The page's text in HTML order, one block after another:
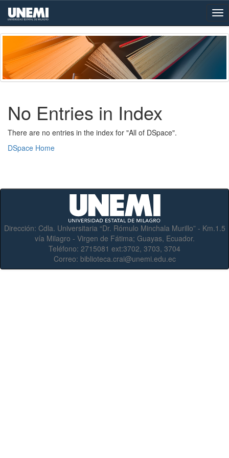
Skip
navigation
No Entries in Index
There are no entries in the index for "All of DSpace".
DSpace Home
Dirección: Cdla. Universitaria “Dr. Rómulo Minchala Murillo” - Km.1.5
vía Milagro - Virgen de Fátima; Guayas, Ecuador.
Teléfono: 2715081 ext:3702, 3703, 3704
Correo: biblioteca.crai@unemi.edu.ec